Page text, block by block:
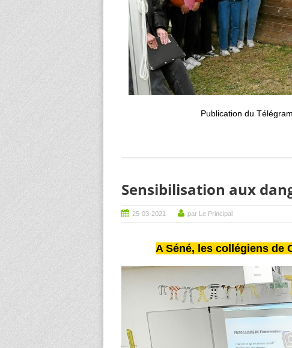
Publication du
Sensibilisation aux
25-03-2021 par Le Principal
A Séné, les collégiens de